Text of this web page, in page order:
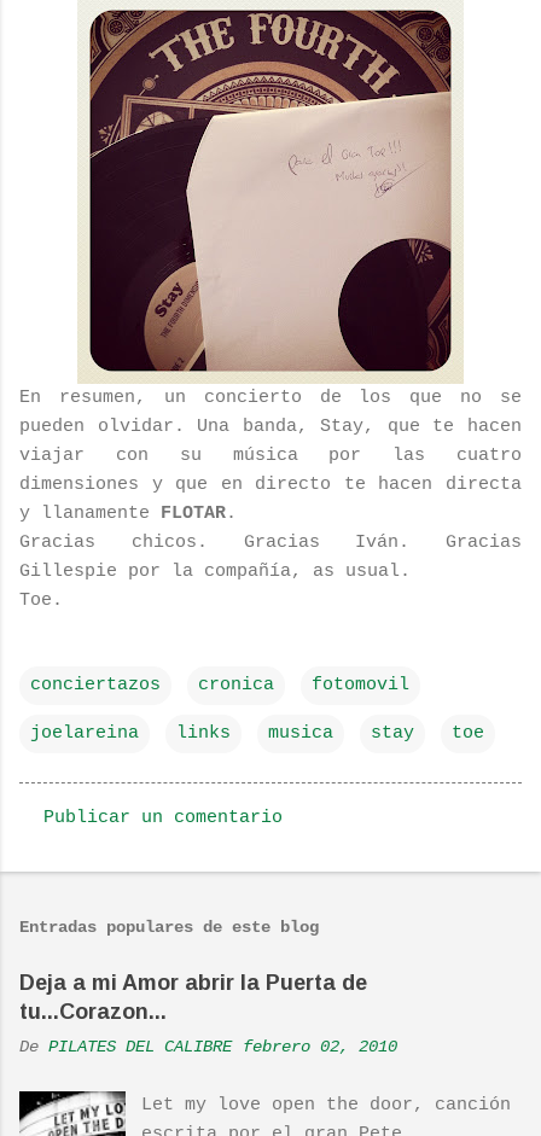
En resumen, un concierto de los que no se
pueden olvidar. Una banda, Stay, que te hacen
viajar con su música por las cuatro
dimensiones y que en directo te hacen directa
y llanamente FLOTAR.
Gracias chicos. Gracias Iván. Gracias
Gillespie por la compañía, as usual.
Toe.
conciertazos cronica fotomovil
joelareina links musica stay toe
o
n
t
a
i
Publicar un comentario
Entradas populares de este blog
Deja a mi Amor abrir la Puerta de
tu...Corazon...
De PILATES DEL CALIBRE febrero 02, 2010
Let my love open the door, canción